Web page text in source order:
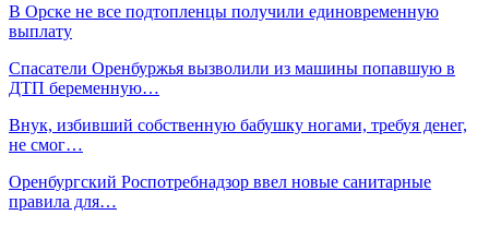
В Орске не все подтопленцы получили единовременную
выплату
Спасатели Оренбуржья вызволили из машины попавшую в
ДТП беременную…
Внук, избивший собственную бабушку ногами, требуя денег,
не смог…
Оренбургский Роспотребнадзор ввел новые санитарные
правила для…